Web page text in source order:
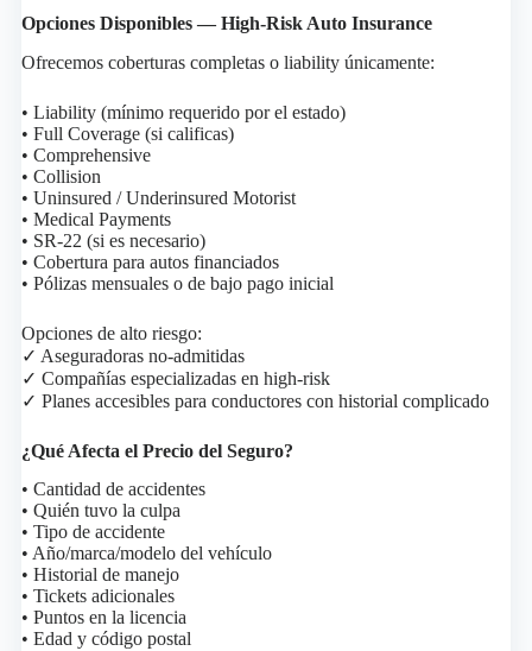
Opciones Disponibles — High-Risk Auto Insurance
Ofrecemos coberturas completas o liability únicamente:
• Liability (mínimo requerido por el estado)
• Full Coverage (si calificas)
• Comprehensive
• Collision
• Uninsured / Underinsured Motorist
• Medical Payments
• SR-22 (si es necesario)
• Cobertura para autos financiados
• Pólizas mensuales o de bajo pago inicial
Opciones de alto riesgo:
✓ Aseguradoras no-admitidas
✓ Compañías especializadas en high-risk
✓ Planes accesibles para conductores con historial complicado
¿Qué Afecta el Precio del Seguro?
• Cantidad de accidentes
• Quién tuvo la culpa
• Tipo de accidente
• Año/marca/modelo del vehículo
• Historial de manejo
• Tickets adicionales
• Puntos en la licencia
• Edad y código postal